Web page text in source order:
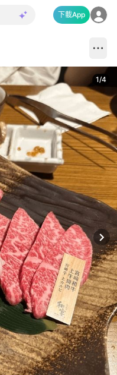
下載App
1/4